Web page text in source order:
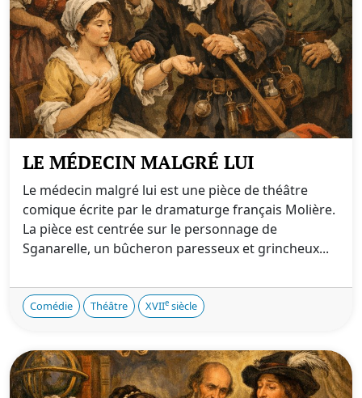
LE MÉDECIN MALGRÉ LUI
Le médecin malgré lui est une pièce de théâtre
comique écrite par le dramaturge français Molière.
La pièce est centrée sur le personnage de
Sganarelle, un bûcheron paresseux et grincheux...
Comédie Théâtre XVIIe siècle